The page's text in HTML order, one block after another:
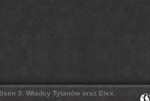
3: Władcy Tytanów oraz Elex.